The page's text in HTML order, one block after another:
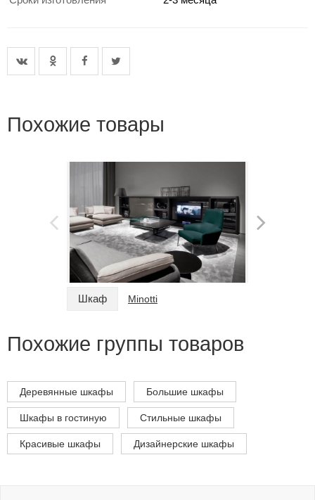
Похожие товары
Шкаф Minotti
Похожие группы товаров
Деревянные шкафы Большие шкафы
Шкафы в гостиную Стильные шкафы
Красивые шкафы Дизайнерские шкафы